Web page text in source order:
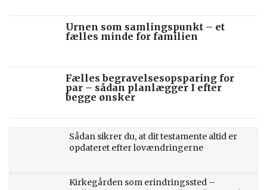
Urnen som samlingspunkt – et
fælles minde for familien
Fælles begravelsesopsparing for
par – sådan planlægger I efter
begge ønsker
Sådan sikrer du, at dit testamente altid er
opdateret efter lovændringerne
Kirkegården som erindringssted –